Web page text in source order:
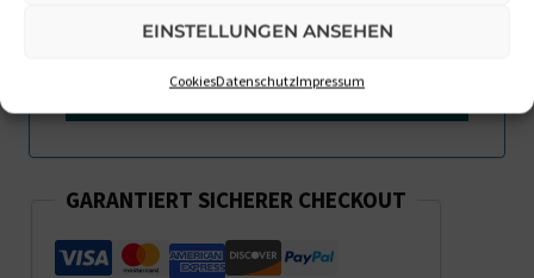
EINSTELLUNGEN ANSEHEN
CookiesDatenschutzImpressum
GARANTIERT SICHERER CHECKOUT